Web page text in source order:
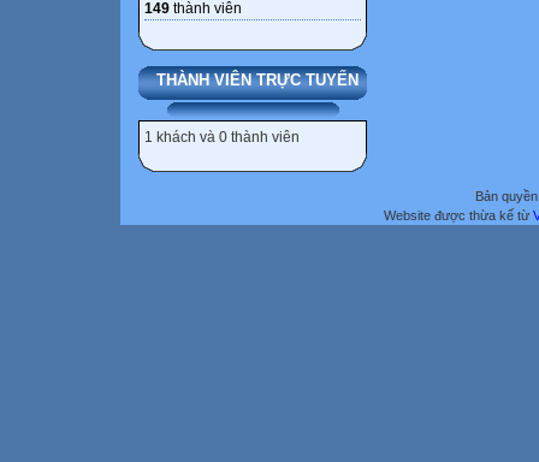
149 thành viên
THÀNH VIÊN TRỰC TUYẾN
1 khách và 0 thành viên
Bản
Website được thừa kế từ